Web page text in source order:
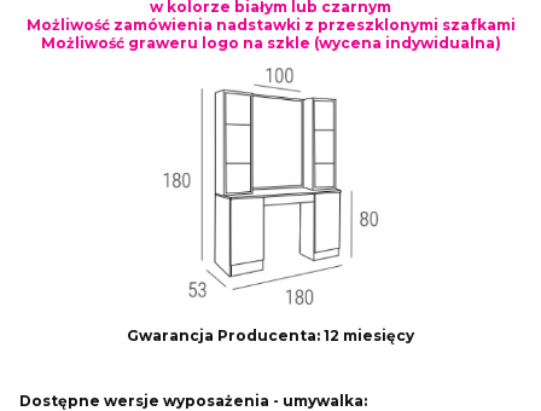
w kolorze białym lub czarnym
Możliwość zamówienia nadstawki z przeszklonymi szafkami
Możliwość graweru logo na szkle (wycena indywidualna)
Gwarancja Producenta: 12 miesięcy
Dostępne wersje wyposażenia - umywalka: